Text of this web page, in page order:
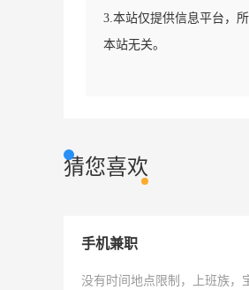
3.本站仅提供信息平台，
本站无关。
猜您喜欢
手机兼职
没有时间地点限制，上班族，